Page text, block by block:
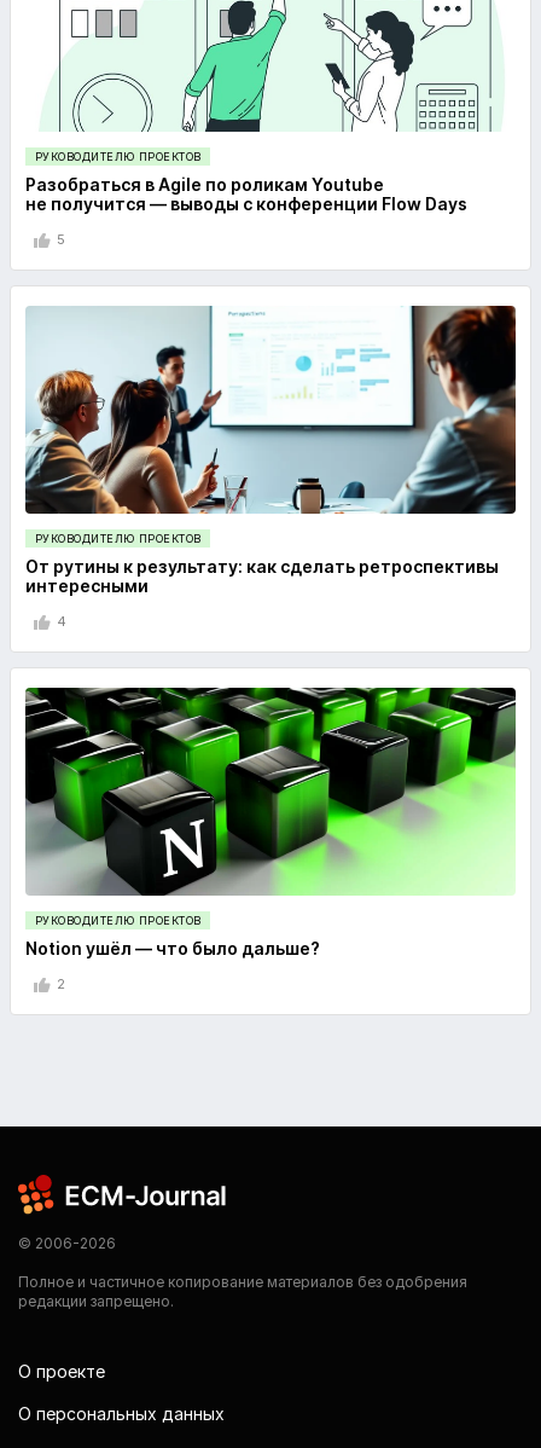
РУКОВОДИТЕЛЮ ПРОЕКТОВ
Разобраться в Agile по роликам Youtube
не получится — выводы с конференции Flow Days
5
РУКОВОДИТЕЛЮ ПРОЕКТОВ
От рутины к результату: как сделать ретроспективы
интересными
4
РУКОВОДИТЕЛЮ ПРОЕКТОВ
Notion ушёл — что было дальше?
2
© 2006-2026
Полное и частичное копирование материалов без одобрения
редакции запрещено.
О проекте
О персональных данных